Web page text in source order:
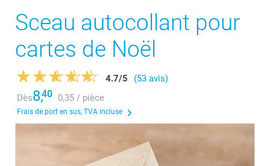
Sceau autocollant pour
cartes de Noël
4.7/5
(53 avis)
Dès8,40 0,35 / pièce
Frais de port en sus, TVA incluse